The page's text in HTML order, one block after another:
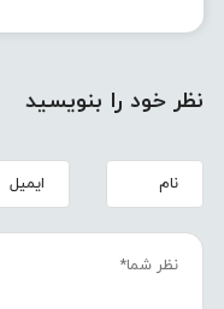
نظر خود را بنویسید